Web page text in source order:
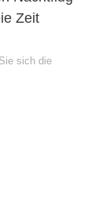
Zeit
sich die